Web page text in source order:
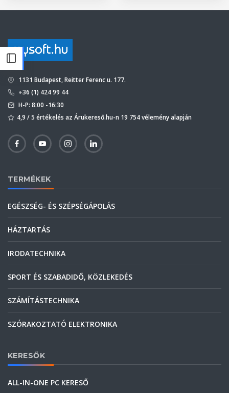
1131 Budapest, Reitter Ferenc u. 177.
+36 (1) 424 99 44
H-P: 8:00 -16:30
4,9 / 5 értékelés az Árukereső.hu-n 19 754 vélemény alapján
TERMÉKEK
EGÉSZSÉG- ÉS SZÉPSÉGÁPOLÁS
HÁZTARTÁS
IRODATECHNIKA
SPORT ÉS SZABADIDŐ, KÖZLEKEDÉS
SZÁMÍTÁSTECHNIKA
SZÓRAKOZTATÓ ELEKTRONIKA
KERESŐK
ALL-IN-ONE PC KERESŐ